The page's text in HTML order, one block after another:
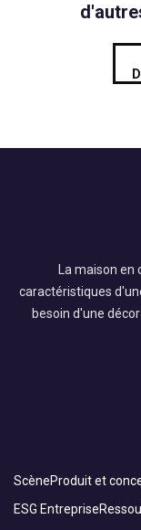
La maison
caractéristiques
besoin d'une
ScèneProduit et
ESG Entreprise